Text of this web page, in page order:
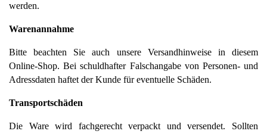
werden.
Warenannahme
Bitte beachten Sie auch unsere Versandhinweise in diesem
Online-Shop. Bei schuldhafter Falschangabe von Personen- und
Adressdaten haftet der Kunde für eventuelle Schäden.
Transportschäden
Die Ware wird fachgerecht verpackt und versendet. Sollten